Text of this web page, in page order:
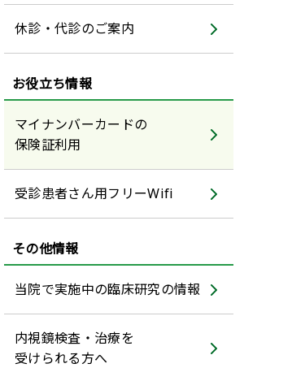
休診・代診のご案内
お役立ち情報
マイナンバーカードの
保険証利用
受診患者さん用フリーWifi
その他情報
当院で実施中の臨床研究の情報
内視鏡検査・治療を
受けられる方へ